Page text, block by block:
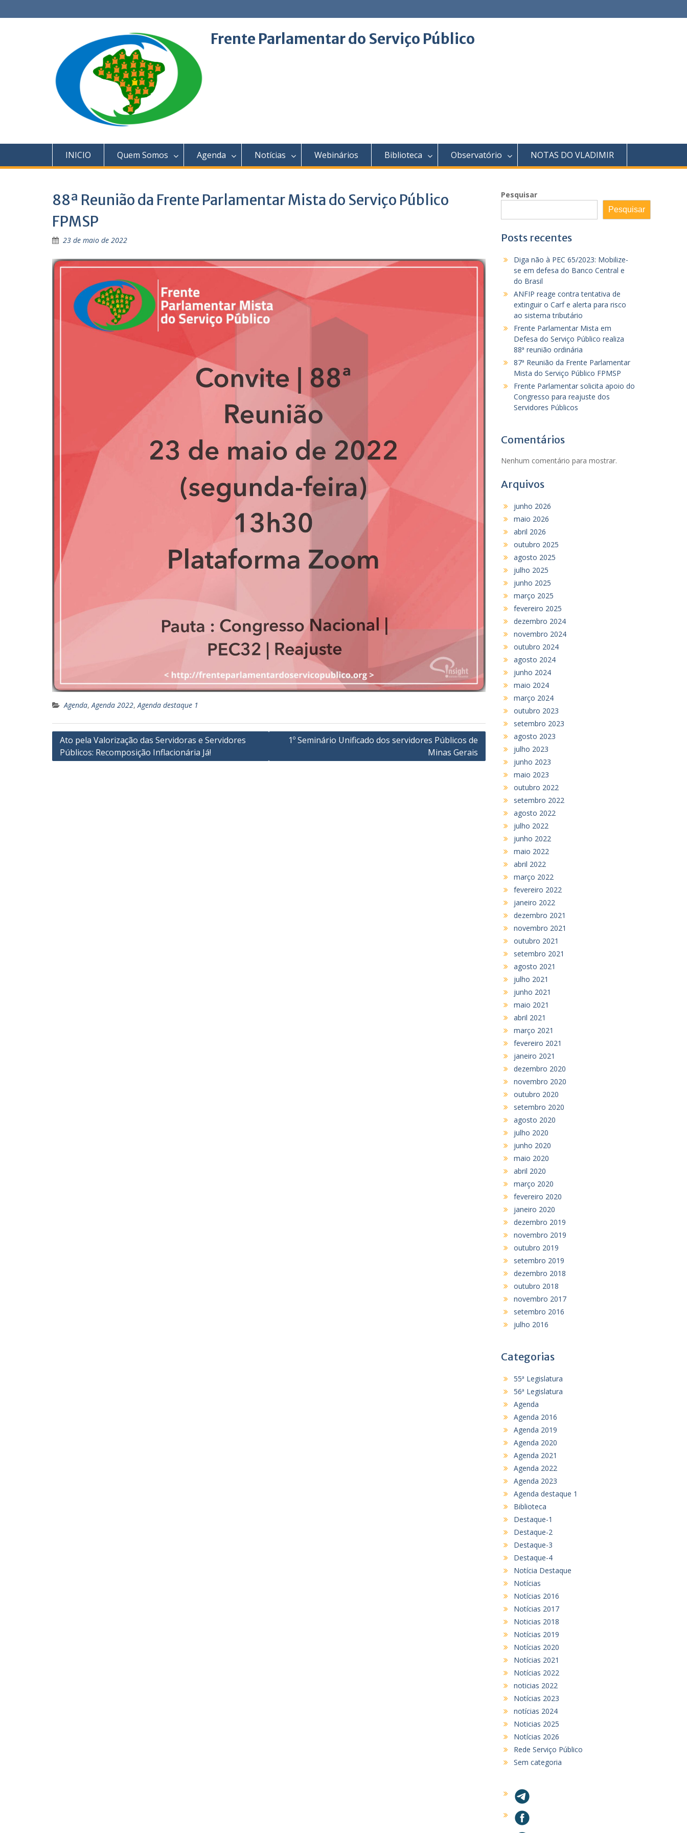
to
Frente Parlamentar do Serviço Público
INICIO Quem Somos Agenda Notícias Webinários Biblioteca Observatório NOTAS DO VLADIMIR
88ª Reunião da Frente Parlamentar Mista do Serviço Público
FPMSP
23 de maio de 2022
Agenda,Agenda 2022,Agenda destaque 1
Navegação
de
Ato pela Valorização das Servidoras e Servidores
Públicos: Recomposição Inflacionária Já!
1º Seminário Unificado dos servidores Públicos de
Minas Gerais
Pesquisar
Pesquisar
Posts recentes
Diga não à PEC 65/2023: Mobilize-
se em defesa do Banco Central e
do Brasil
ANFIP reage contra tentativa de
extinguir o Carf e alerta para risco
ao sistema tributário
Frente Parlamentar Mista em
Defesa do Serviço Público realiza
88ª reunião ordinária
87ª Reunião da Frente Parlamentar
Mista do Serviço Público FPMSP
Frente Parlamentar solicita apoio do
Congresso para reajuste dos
Servidores Públicos
Comentários
Nenhum comentário para mostrar.
Arquivos
junho 2026
maio 2026
abril 2026
outubro 2025
agosto 2025
julho 2025
junho 2025
março 2025
fevereiro 2025
dezembro 2024
novembro 2024
outubro 2024
agosto 2024
junho 2024
maio 2024
março 2024
outubro 2023
setembro 2023
agosto 2023
julho 2023
junho 2023
maio 2023
outubro 2022
setembro 2022
agosto 2022
julho 2022
junho 2022
maio 2022
abril 2022
março 2022
fevereiro 2022
janeiro 2022
dezembro 2021
novembro 2021
outubro 2021
setembro 2021
agosto 2021
julho 2021
junho 2021
maio 2021
abril 2021
março 2021
fevereiro 2021
janeiro 2021
dezembro 2020
novembro 2020
outubro 2020
setembro 2020
agosto 2020
julho 2020
junho 2020
maio 2020
abril 2020
março 2020
fevereiro 2020
janeiro 2020
dezembro 2019
novembro 2019
outubro 2019
setembro 2019
dezembro 2018
outubro 2018
novembro 2017
setembro 2016
julho 2016
Categorias
55ª Legislatura
56ª Legislatura
Agenda
Agenda 2016
Agenda 2019
Agenda 2020
Agenda 2021
Agenda 2022
Agenda 2023
Agenda destaque 1
Biblioteca
Destaque-1
Destaque-2
Destaque-3
Destaque-4
Notícia Destaque
Notícias
Notícias 2016
Notícias 2017
Noticias 2018
Notícias 2019
Notícias 2020
Notícias 2021
Notícias 2022
noticias 2022
Notícias 2023
notícias 2024
Noticias 2025
Notícias 2026
Rede Serviço Público
Sem categoria